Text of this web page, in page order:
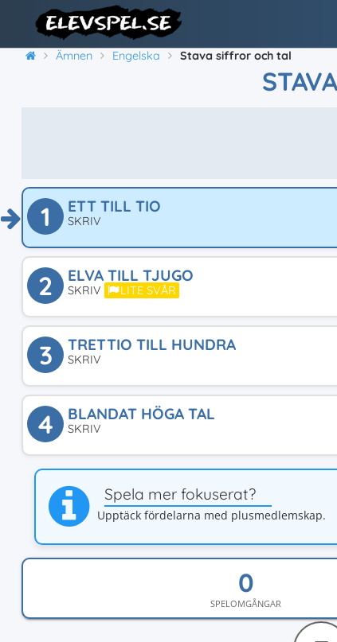
Ämnen Engelska Stava siffror och tal
1 ETT TILL TIO
SKRIV
2 ELVA TILL TJUGO
SKRIV LITE SVÅR
3 TRETTIO TILL HUNDRA
SKRIV
4 BLANDAT HÖGA TAL
SKRIV
Spela mer fokuserat?
Upptäck fördelarna med plusmedlemskap.
SPELOMGÅNGAR